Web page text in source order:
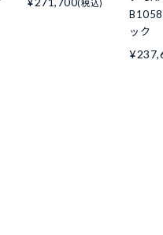
(税込)
ック